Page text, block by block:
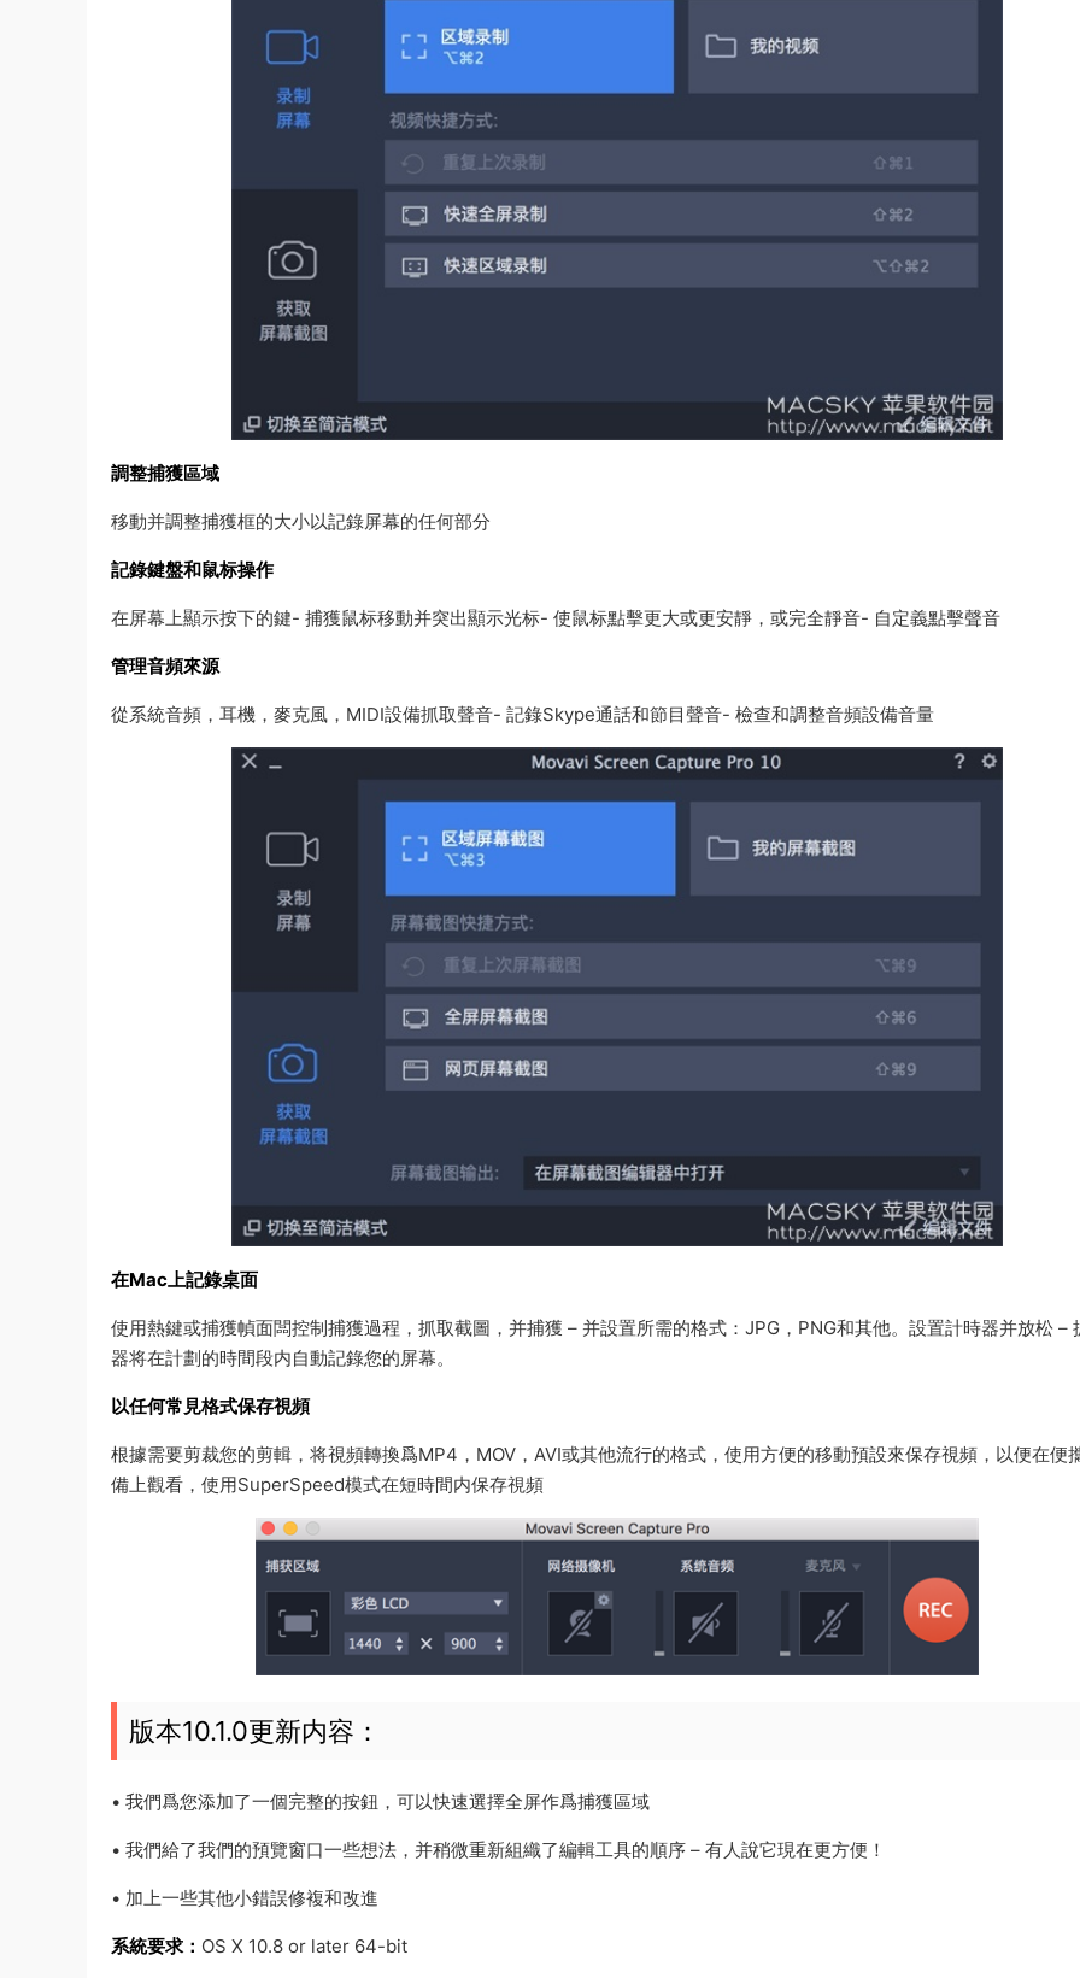
調整捕獲區域
移動并調整捕獲框的大小以記錄屏幕的任何部分
記錄鍵盤和鼠标操作
在屏幕上顯示按下的鍵- 捕獲鼠标移動并突出顯示光标- 使鼠标點擊更大或更安靜，或完全靜音- 自定義點擊聲音
管理音頻來源
從系統音頻，耳機，麥克風，MIDI設備抓取聲音- 記錄Skype通話和節目聲音- 檢查和調整音頻設備音量
在Mac上記錄桌面
使用熱鍵或捕獲幀面闆控制捕獲過程，抓取截圖，并捕獲 – 并設置所需的格式：JPG，PNG和其他。設置計時器并放松 –
器将在計劃的時間段内自動記錄您的屏幕。
以任何常見格式保存視頻
根據需要剪裁您的剪輯，将視頻轉換爲MP4，MOV，AVI或其他流行的格式，使用方便的移動預設來保存視頻，以便在便
備上觀看，使用SuperSpeed模式在短時間内保存視頻
版本10.1.0更新内容：
• 我們爲您添加了一個完整的按鈕，可以快速選擇全屏作爲捕獲區域
• 我們給了我們的預覽窗口一些想法，并稍微重新組織了編輯工具的順序 – 有人說它現在更方便！
• 加上一些其他小錯誤修複和改進
系統要求： OS X 10.8 or later 64-bit